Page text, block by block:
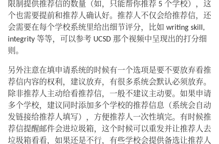
限制提供推荐信的数量（如，只能帮你推荐 5 个学校），这
个也需要提前和推荐人确认好。推荐人不仅会给推荐信，还
会需要在每个学校系统里给出细节评分，比如 writing skill,
integrity 等等，可以参考 UCSD 那个视频中呈现出的打分细
则。
另外注意在填申请系统的时候有一个选项是要不要放弃看推
荐信内容的权利，建议放弃，有很多系统会默认必须放弃。
除非推荐人主动给看推荐信，一般不建议主动要。如果申请
多个学校，建议同时添加多个学校的推荐信息（系统会自动
发链接给推荐人填写），方便推荐人一次性填完。有时候推
荐信提醒邮件会进垃圾箱，这个时候可以重发并让推荐人去
垃圾箱看看，如果还是不行，有些学校会提供备选让推荐人